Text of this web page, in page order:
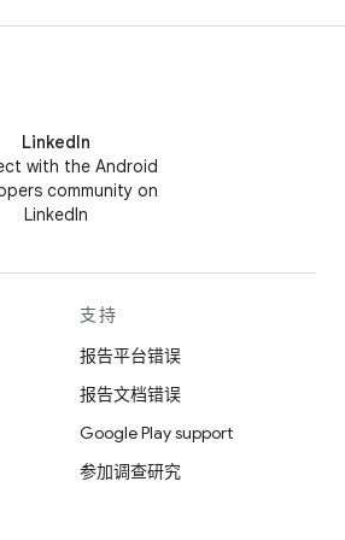
LinkedIn
with the Android
community on
LinkedIn
支持
报告平台错误
报告文档错误
Google Play support
参加调查研究